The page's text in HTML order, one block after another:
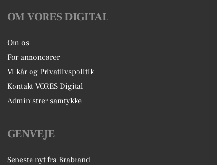
OM VORES DIGITAL
Om os
For annoncører
Vilkår og Privatlivspolitik
Kontakt VORES Digital
Administrer samtykke
GENVEJE
Seneste nyt fra Brabrand